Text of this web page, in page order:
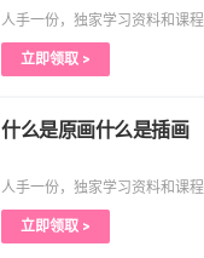
人手一份，独家学习资料和课程
立即领取 >
什么是原画什么是插画
人手一份，独家学习资料和课程
立即领取 >